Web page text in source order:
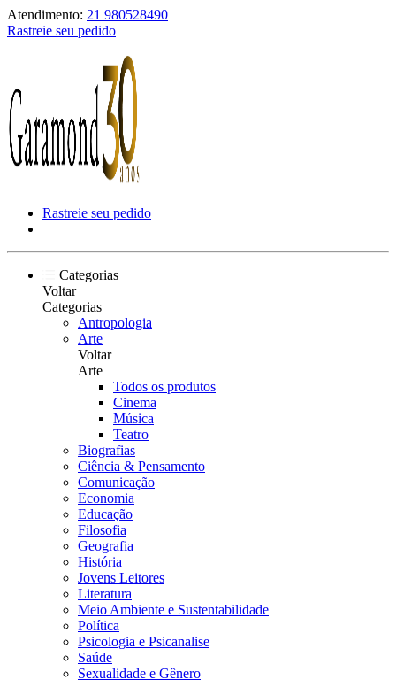
Atendimento: 21 980528490
Rastreie seu pedido
Rastreie seu pedido
Categorias
Voltar
Categorias
Antropologia
Arte
Voltar
Arte
Todos os produtos
Cinema
Música
Teatro
Biografias
Ciência & Pensamento
Comunicação
Economia
Educação
Filosofia
Geografia
História
Jovens Leitores
Literatura
Meio Ambiente e Sustentabilidade
Política
Psicologia e Psicanalise
Saúde
Sexualidade e Gênero